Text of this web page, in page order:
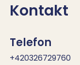
Kontakt
Telefon
+420326729760